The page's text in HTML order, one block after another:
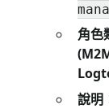
角色
說明